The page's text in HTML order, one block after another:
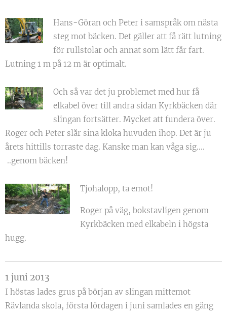
Hans-Göran och Peter i samspråk om nästa
steg mot bäcken. Det gäller att få rätt lutning
för rullstolar och annat som lätt får fart.
Lutning 1 m på 12 m är optimalt.
Och så var det ju problemet med hur få
elkabel över till andra sidan Kyrkbäcken där
slingan fortsätter. Mycket att fundera över.
Roger och Peter slår sina kloka huvuden ihop. Det är ju
årets hittills torraste dag. Kanske man kan våga sig....
..genom bäcken!
Tjohalopp, ta emot!
Roger på väg, bokstavligen genom
Kyrkbäcken med elkabeln i högsta
hugg.
1 juni 2013
I höstas lades grus på början av slingan mittemot
Rävlanda skola, första lördagen i juni samlades en gäng